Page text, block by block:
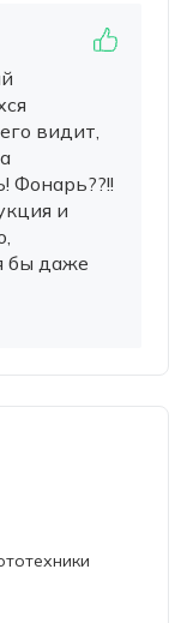
видит,
Фонарь??!!
и
бы даже